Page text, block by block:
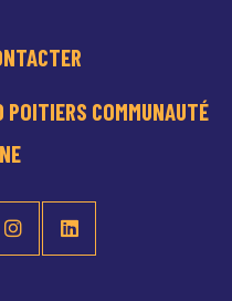
POITIERS COMMUNAUTÉ